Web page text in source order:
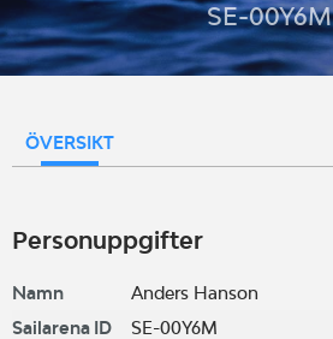
SE-00Y6M
ÖVERSIKT
Personuppgifter
Namn
Anders Hanson
Sailarena ID
SE-00Y6M